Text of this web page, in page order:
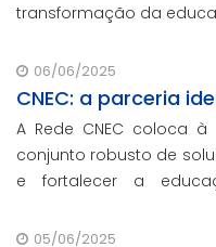
transformação da
06/06/2025
CNEC: a parceria
A Rede CNEC coloca
conjunto robusto de
e fortalecer a
que não participaram da
05/06/2025